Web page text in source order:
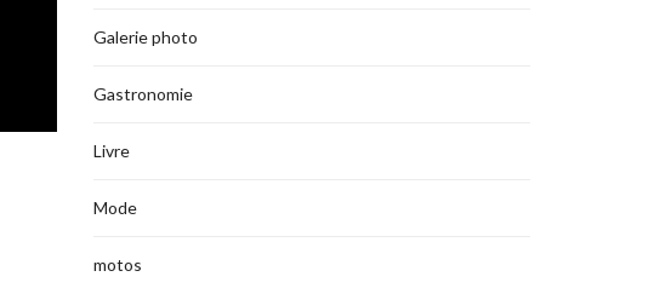
Galerie photo
Gastronomie
Livre
Mode
motos